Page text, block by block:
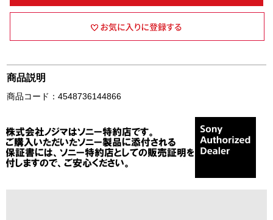
商品説明
商品コード：4548736144866